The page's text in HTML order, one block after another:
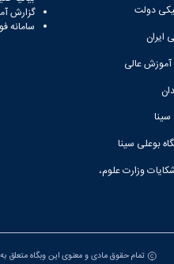
دولت
ایران
عالی
سینا
بوعلی سینا
وزارت علوم،
گزارش
سامانه
تمام حقوق مادی و معنوی این وبگاه متعلق